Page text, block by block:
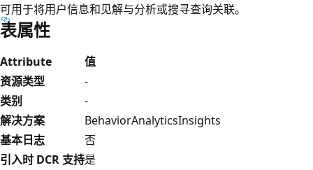
可用于将用户信息和见解与分析或搜寻查询关联。
表属性
Attribute
值
资源类型
-
类别
-
解决方案
BehaviorAnalyticsInsights
基本日志
否
引入时 DCR 支持是